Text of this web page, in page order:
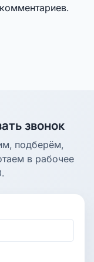
звонок
подберём,
в рабочее